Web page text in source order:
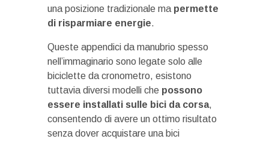
una posizione tradizionale ma permette
di risparmiare energie.
Queste appendici da manubrio spesso
nell’immaginario sono legate solo alle
biciclette da cronometro, esistono
tuttavia diversi modelli che possono
essere installati sulle bici da corsa,
consentendo di avere un ottimo risultato
senza dover acquistare una bici